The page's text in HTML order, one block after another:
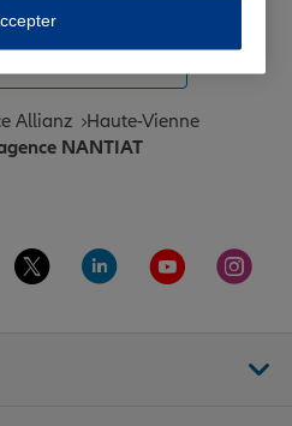
Allianz
Haute-Vienne
NANTIAT
sur la page Facebook de Allianz
Aller sur la page Twitter de
Aller sur la page
Aller sur la
Aller